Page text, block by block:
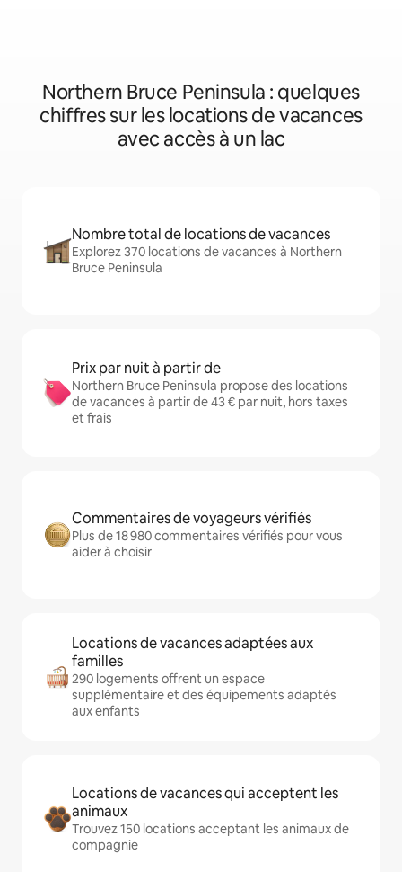
Northern Bruce Peninsula : quelques
chiffres sur les locations de vacances
avec accès à un lac
Nombre total de locations de vacances
Explorez 370 locations de vacances à Northern
Bruce Peninsula
Prix par nuit à partir de
Northern Bruce Peninsula propose des locations
de vacances à partir de 43 € par nuit, hors taxes
et frais
Commentaires de voyageurs vérifiés
Plus de 18 980 commentaires vérifiés pour vous
aider à choisir
Locations de vacances adaptées aux
familles
290 logements offrent un espace
supplémentaire et des équipements adaptés
aux enfants
Locations de vacances qui acceptent les
animaux
Trouvez 150 locations acceptant les animaux de
compagnie